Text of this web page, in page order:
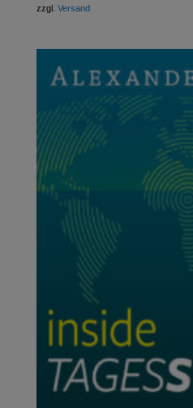
zzgl. Versand